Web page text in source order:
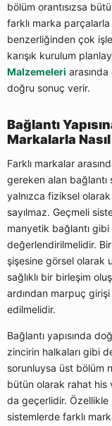
bölüm orantısızsa
farklı marka
benzerliğinden çok
karışık kurulum
Malzemeleri
doğru sonuç verir.
Bağlantı
Markalarla
Farklı markalar
gereken alan
yalnızca fiziksel
sayılmaz. Geçmeli
manyetik bağlantı
değerlendirilmelidir.
şişesine görsel olarak
sağlıklı bir birleşim
ardından marpuç
edilmelidir.
Bağlantı yapısında
zincirin halkaları gibi
sorunluysa üst bölüm
bütün olarak rahat his
da geçerlidir.
sistemlerde farklı